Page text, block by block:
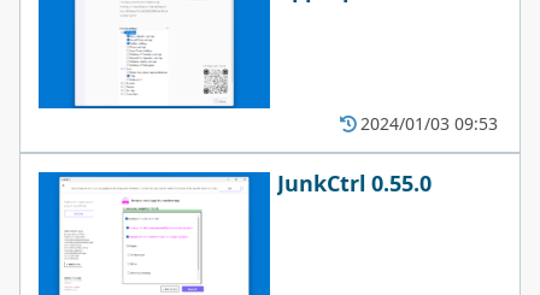
2024/01/03 09:53
JunkCtrl 0.55.0